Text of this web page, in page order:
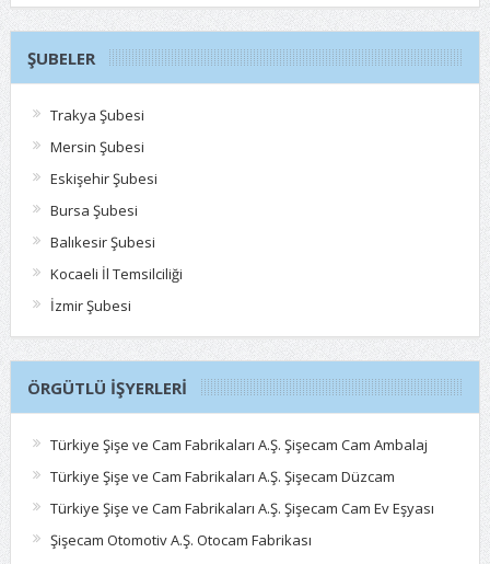
ŞUBELER
Trakya Şubesi
Mersin Şubesi
Eskişehir Şubesi
Bursa Şubesi
Balıkesir Şubesi
Kocaeli İl Temsilciliği
İzmir Şubesi
ÖRGÜTLÜ İŞYERLERI
Türkiye Şişe ve Cam Fabrikaları A.Ş. Şişecam Cam Ambalaj
Türkiye Şişe ve Cam Fabrikaları A.Ş. Şişecam Düzcam
Türkiye Şişe ve Cam Fabrikaları A.Ş. Şişecam Cam Ev Eşyası
Şişecam Otomotiv A.Ş. Otocam Fabrikası